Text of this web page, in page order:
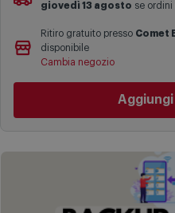
giovedì 13 agosto se ordini
Le date previste per la consegna
basata sulle statistiche di
complesse come isole e regioni
festivi e ricorrenze principali o
prenotazione verranno spediti a
Ritiro gratuito presso Comet
disponibile
Cambia negozio